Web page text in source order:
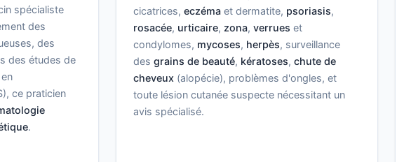
spécialiste
des
des
des études de
ce praticien
.
cicatrices,eczéma et dermatite, psoriasis,
rosacée, urticaire, zona,verrues et
condylomes, mycoses, herpès, surveillance
desgrains de beauté, kératoses,chute de
cheveux (alopécie), problèmes d'ongles, et
toute lésion cutanée suspecte nécessitant un
avis spécialisé.